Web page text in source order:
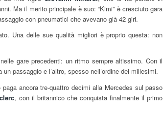
Ma il merito principale è suo: “Kimi” è cresciuto gara
con pneumatici che avevano già 42 giri.
Una delle sue qualità migliori è proprio questa: non
gare precedenti: un ritmo sempre altissimo. Con il
passaggio e l’altro, spesso nell’ordine dei millesimi.
ancora tre-quattro decimi alla Mercedes sul passo
, con il britannico che conquista finalmente il primo